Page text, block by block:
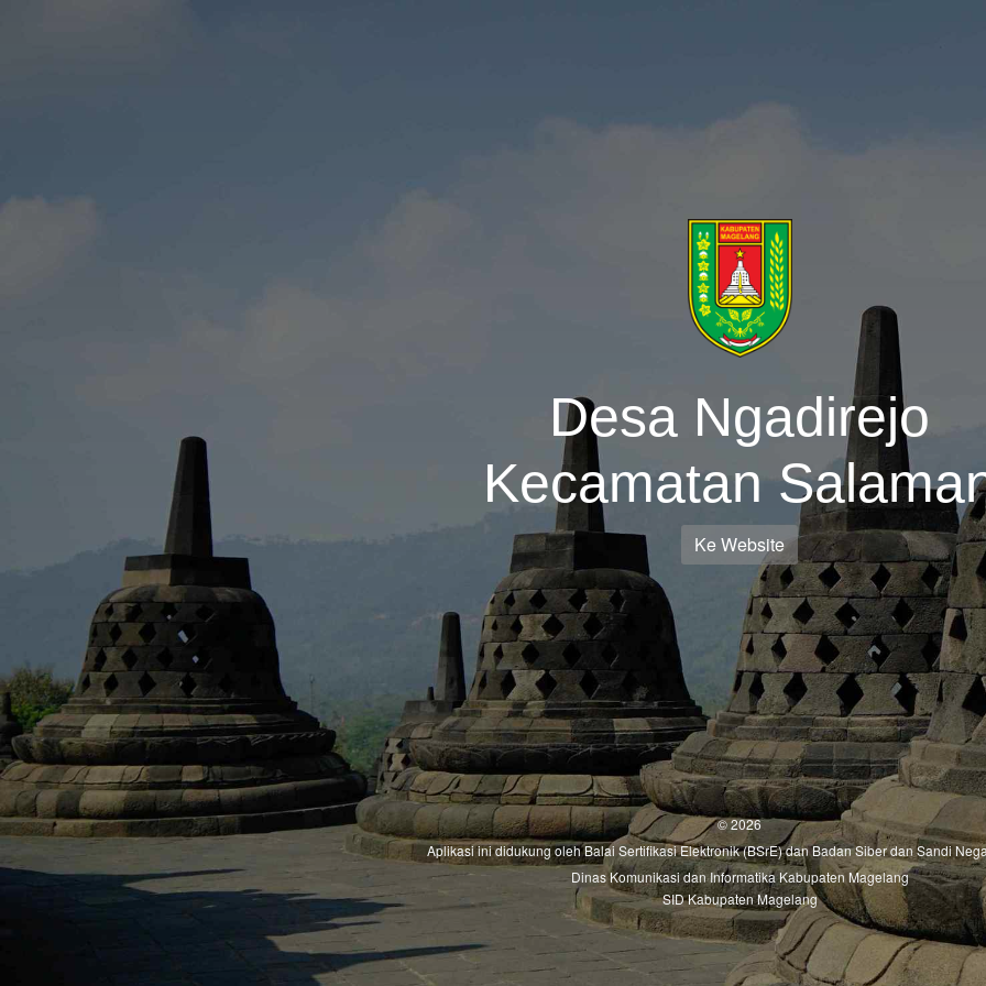
Desa Ngadirejo
Kecamatan
Ke Website
© 2026
Aplikasi ini didukung olehBalai Sertifikasi Elektronik (BSrE)danBadan Siber dan Sandi
Dinas Komunikasi dan Informatika Kabupaten Magelang
SID Kabupaten Magelang